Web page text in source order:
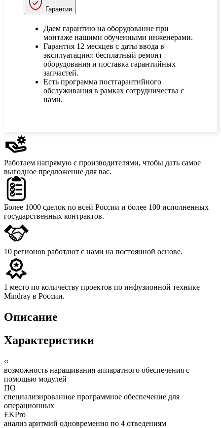
Гарантии
Даем гарантию на оборудование при
монтаже нашими обученными инженерами.
Гарантия 12 месяцев с даты ввода в
эксплуатацию: бесплатный ремонт
оборудования и поставка гарантийных
запчастей.
Есть программа постгарантийного
обслуживания в рамках сотрудничества с
нами.
Работаем напрямую с производителями, чтобы дать самое
выгодное предложение для вас.
Более 1000 сделок по всей России и более 100 исполненных
государственных контрактов.
10 регионов работают с нами на постоянной основе.
1 место по количеству проектов по инфузионной технике
Mindray в России.
Описание
Характеристики
○
возможность наращивания аппаратного обеспечения с
помощью модулей
ПО
специализированное программное обеспечение для
операционных
EKPro
анализ аритмий одновременно по 4 отведениям